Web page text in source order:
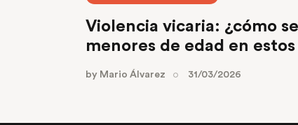
Violencia vicaria: ¿cómo
menores de edad en estos
by Mario Álvarez 31/03/2026